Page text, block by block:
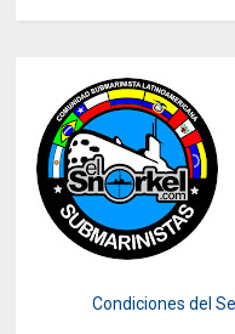
Condiciones del